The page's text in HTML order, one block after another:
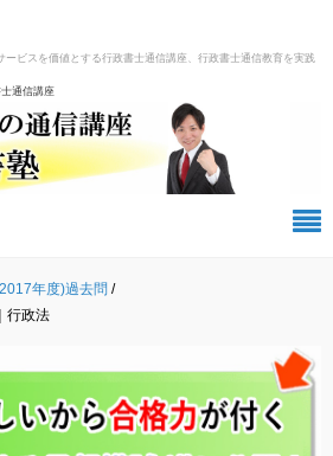
ビスを価値とする行政書士通信講座、行政書士通信教育を実践
通信講座
年度)過去問 /
行政法